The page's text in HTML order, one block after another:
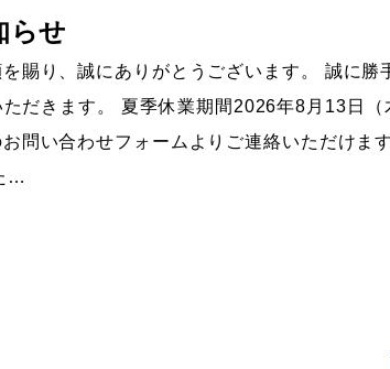
らせ
賜り、誠にありがとうございます。 誠に勝
だきます。 夏季休業期間2026年8月13日（
問い合わせフォームよりご連絡いただけま
…